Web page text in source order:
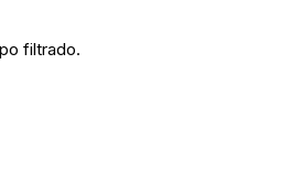
filtrado.